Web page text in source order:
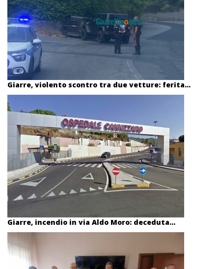
Giarre, violento scontro tra due vetture: ferita...
Giarre, incendio in via Aldo Moro: deceduta...